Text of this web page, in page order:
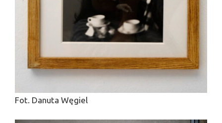
Fot. Danuta Węgiel